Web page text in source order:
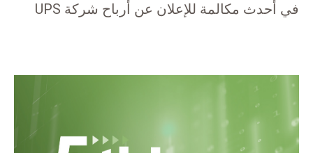
في أحدث مكالمة للإعلان عن أرباح شركة UPS